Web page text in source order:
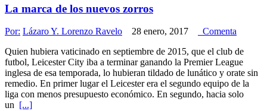
La marca de los nuevos zorros
Por: Lázaro Y. Lorenzo Ravelo 28 enero, 2017
Comenta
Quien hubiera vaticinado en septiembre de 2015, que el club de
futbol, Leicester City iba a terminar ganando la Premier League
inglesa de esa temporada, lo hubieran tildado de lunático y orate sin
remedio. En primer lugar el Leicester era el segundo equipo de la
liga con menos presupuesto económico. En segundo, hacia solo
un [...]